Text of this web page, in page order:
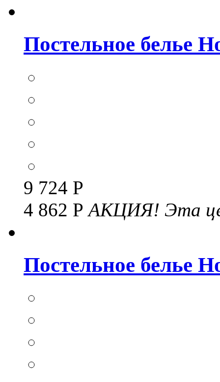
Постельное белье
9 724 Р
4 862 РАКЦИЯ! Эта
Постельное белье